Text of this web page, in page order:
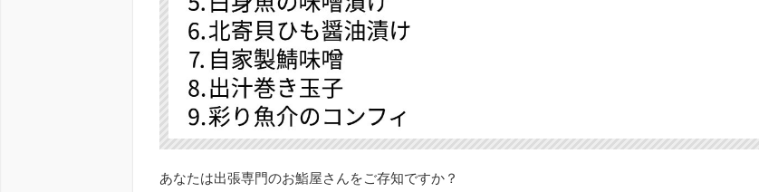
あなたは出張専門のお鮨屋さんをご存知ですか？